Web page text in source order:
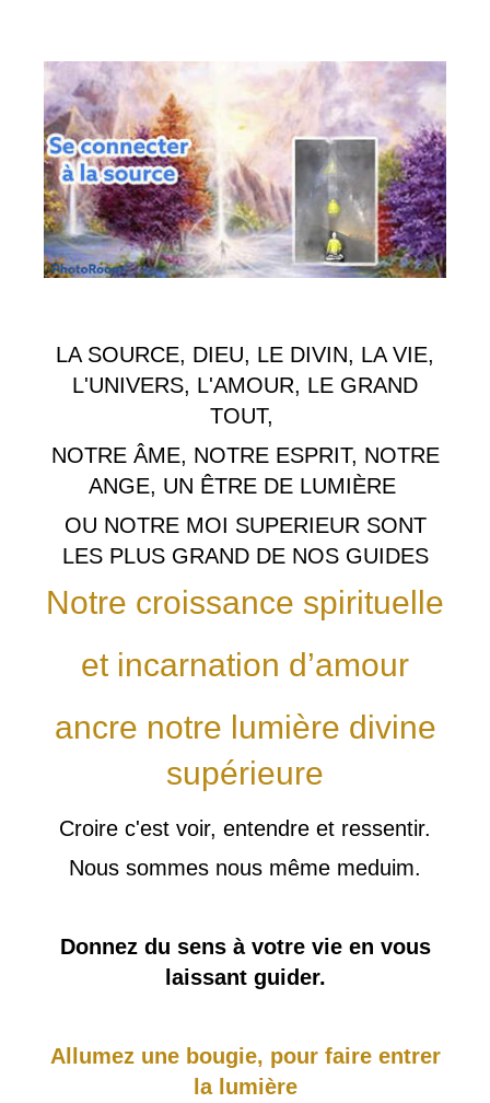
LA SOURCE, DIEU, LE DIVIN, LA VIE,
L'UNIVERS, L'AMOUR, LE GRAND
TOUT,
NOTRE ÂME, NOTRE ESPRIT, NOTRE
ANGE, UN ÊTRE DE LUMIÈRE
OU NOTRE MOI SUPERIEUR SONT
LES PLUS GRAND DE NOS GUIDES
Notre croissance spirituelle
et incarnation d’amour
ancre notre lumière divine
supérieure
Croire c'est voir, entendre et ressentir.
Nous sommes nous même meduim.
Donnez du sens à votre vie en vous
laissant guider.
Allumez une bougie, pour faire entrer
la lumière